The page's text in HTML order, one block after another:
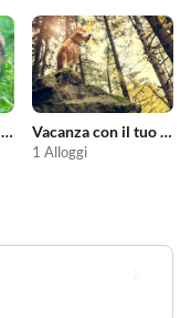
Vacanza con il tuo animale domestico Vacanza con il tuo cane
1 Alloggi